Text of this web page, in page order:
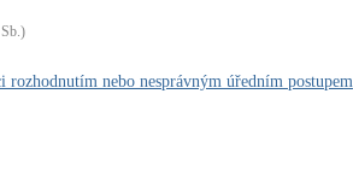
nebo nesprávným úředním postupem